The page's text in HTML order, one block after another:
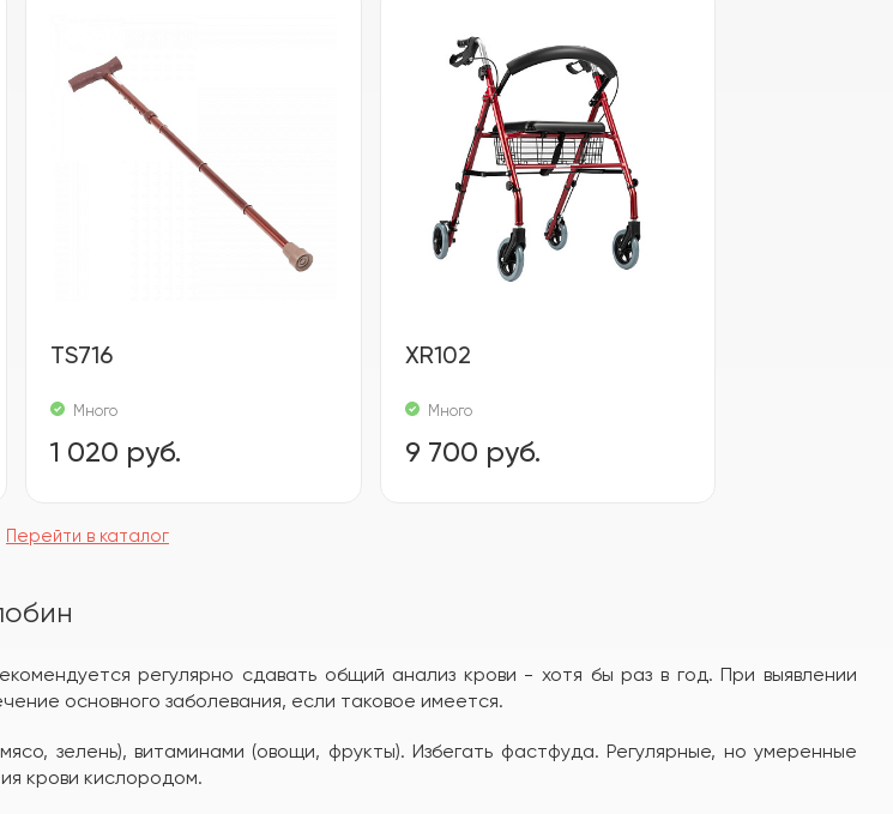
TS716
Много
1 020 руб.
XR102
Много
9 700 руб.
Перейти в каталог
регулярно сдавать общий анализ крови - хотя бы раз в год. При выявлении
основного заболевания, если таковое имеется.
зелень), витаминами (овощи, фрукты). Избегать фастфуда. Регулярные, но умеренные
крови кислородом.